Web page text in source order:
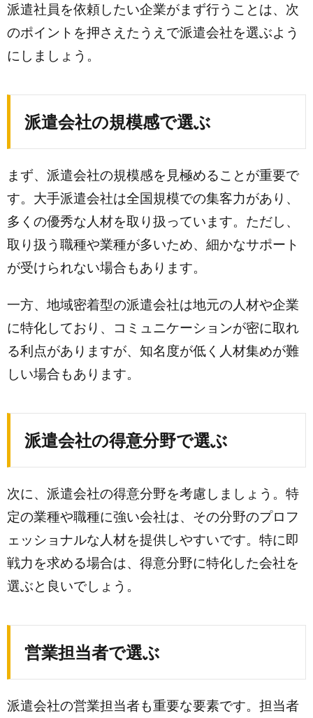
派遣社員を依頼したい企業がまず行うことは、次
のポイントを押さえたうえで派遣会社を選ぶよう
にしましょう。
派遣会社の規模感で選ぶ
まず、派遣会社の規模感を見極めることが重要で
す。大手派遣会社は全国規模での集客力があり、
多くの優秀な人材を取り扱っています。ただし、
取り扱う職種や業種が多いため、細かなサポート
が受けられない場合もあります。
一方、地域密着型の派遣会社は地元の人材や企業
に特化しており、コミュニケーションが密に取れ
る利点がありますが、知名度が低く人材集めが難
しい場合もあります。
派遣会社の得意分野で選ぶ
次に、派遣会社の得意分野を考慮しましょう。特
定の業種や職種に強い会社は、その分野のプロフ
ェッショナルな人材を提供しやすいです。特に即
戦力を求める場合は、得意分野に特化した会社を
選ぶと良いでしょう。
営業担当者で選ぶ
派遣会社の営業担当者も重要な要素です。担当者